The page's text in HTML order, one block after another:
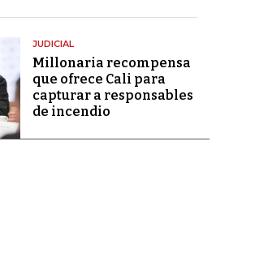
JUDICIAL
Millonaria recompensa
que ofrece Cali para
capturar a responsables
de incendio